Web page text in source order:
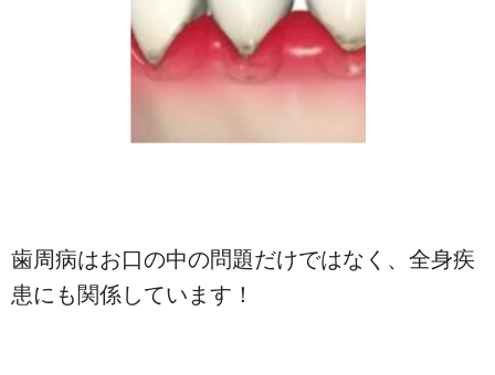
歯周病はお口の中の問題だけではなく、全身疾
患にも関係しています！